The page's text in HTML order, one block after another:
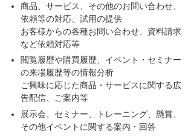
商品、サービス、その他のお問い合わせ、
依頼等の対応、試用の提供
お客様からの各種お問い合わせ、資料請求
など依頼対応等
閲覧履歴や購買履歴、イベント・セミナー
の来場履歴等の情報分析
ご興味に応じた商品・サービスに関する広
告配信、ご案内等
展示会、セミナー、トレーニング、懸賞、
その他イベントに関する案内・回答